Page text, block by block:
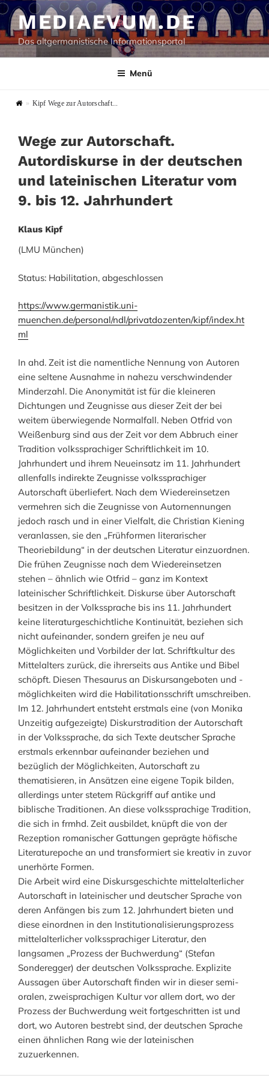
Zum
Inhalt
springen
MEDIAEVUM.DE
Das altgermanistische Informationsportal
Menü
» Kipf Wege zur Autorschaft...
Wege zur Autorschaft.
Autordiskurse in der deutschen
und lateinischen Literatur vom
9. bis 12. Jahrhundert
Klaus Kipf
(LMU München)
Status: Habilitation, abgeschlossen
https://www.germanistik.uni-
muenchen.de/personal/ndl/privatdozenten/kipf/index.ht
ml
In ahd. Zeit ist die namentliche Nennung von Autoren
eine seltene Ausnahme in nahezu verschwindender
Minderzahl. Die Anonymität ist für die kleineren
Dichtungen und Zeugnisse aus dieser Zeit der bei
weitem überwiegende Normalfall. Neben Otfrid von
Weißenburg sind aus der Zeit vor dem Abbruch einer
Tradition volkssprachiger Schriftlichkeit im 10.
Jahrhundert und ihrem Neueinsatz im 11. Jahrhundert
allenfalls indirekte Zeugnisse volkssprachiger
Autorschaft überliefert. Nach dem Wiedereinsetzen
vermehren sich die Zeugnisse von Autornennungen
jedoch rasch und in einer Vielfalt, die Christian Kiening
veranlassen, sie den „Frühformen literarischer
Theoriebildung“ in der deutschen Literatur einzuordnen.
Die frühen Zeugnisse nach dem Wiedereinsetzen
stehen – ähnlich wie Otfrid – ganz im Kontext
lateinischer Schriftlichkeit. Diskurse über Autorschaft
besitzen in der Volkssprache bis ins 11. Jahrhundert
keine literaturgeschichtliche Kontinuität, beziehen sich
nicht aufeinander, sondern greifen je neu auf
Möglichkeiten und Vorbilder der lat. Schriftkultur des
Mittelalters zurück, die ihrerseits aus Antike und Bibel
schöpft. Diesen Thesaurus an Diskursangeboten und -
möglichkeiten wird die Habilitationsschrift umschreiben.
Im 12. Jahrhundert entsteht erstmals eine (von Monika
Unzeitig aufgezeigte) Diskurstradition der Autorschaft
in der Volkssprache, da sich Texte deutscher Sprache
erstmals erkennbar aufeinander beziehen und
bezüglich der Möglichkeiten, Autorschaft zu
thematisieren, in Ansätzen eine eigene Topik bilden,
allerdings unter stetem Rückgriff auf antike und
biblische Traditionen. An diese volkssprachige Tradition,
die sich in frmhd. Zeit ausbildet, knüpft die von der
Rezeption romanischer Gattungen geprägte höfische
Literaturepoche an und transformiert sie kreativ in zuvor
unerhörte Formen.
Die Arbeit wird eine Diskursgeschichte mittelalterlicher
Autorschaft in lateinischer und deutscher Sprache von
deren Anfängen bis zum 12. Jahrhundert bieten und
diese einordnen in den Institutionalisierungsprozess
mittelalterlicher volkssprachiger Literatur, den
langsamen „Prozess der Buchwerdung“ (Stefan
Sonderegger) der deutschen Volkssprache. Explizite
Aussagen über Autorschaft finden wir in dieser semi-
oralen, zweisprachigen Kultur vor allem dort, wo der
Prozess der Buchwerdung weit fortgeschritten ist und
dort, wo Autoren bestrebt sind, der deutschen Sprache
einen ähnlichen Rang wie der lateinischen
zuzuerkennen.